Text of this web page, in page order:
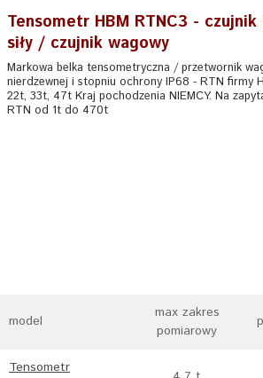
Tensometr HBM RTNC3 -
siły / czujnik wagowy
Markowa belka tensometryczna / przetwornik
nierdzewnej i stopniu ochrony IP68 - RTN firmy
22t, 33t, 47t Kraj pochodzenia NIEMCY. Na
RTN od 1t do 470t
model
max zakres
pomiarowy
Tensometr